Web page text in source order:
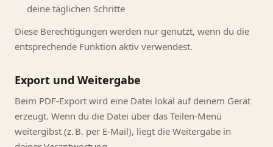
deine täglichen Schritte
Diese Berechtigungen werden nur genutzt, wenn du die
entsprechende Funktion aktiv verwendest.
Export und Weitergabe
Beim PDF-Export wird eine Datei lokal auf deinem Gerät
erzeugt. Wenn du die Datei über das Teilen-Menü
weitergibst (z. B. per E-Mail), liegt die Weitergabe in